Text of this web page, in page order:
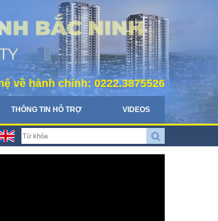
về hành chính: 0222.3875526
THÔNG TIN HỖ TRỢ VIDEOS